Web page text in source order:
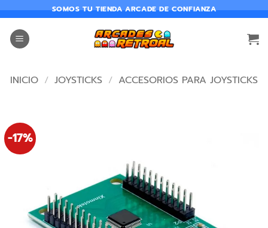
SOMOS TU TIENDA ARCADE DE CONFIANZA
INICIO / JOYSTICKS / ACCESORIOS PARA JOYSTICKS
-17%